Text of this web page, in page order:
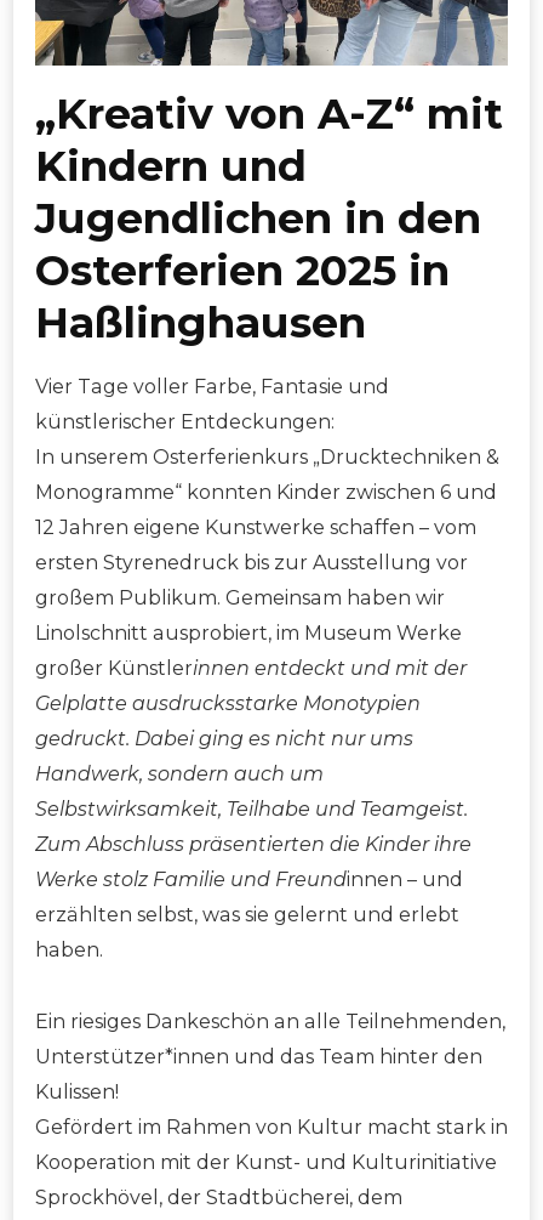
„Kreativ von A-Z“ mit
Kindern und
Jugendlichen in den
Osterferien 2025 in
Haßlinghausen
Vier Tage voller Farbe, Fantasie und
künstlerischer Entdeckungen:
In unserem Osterferienkurs „Drucktechniken &
Monogramme“ konnten Kinder zwischen 6 und
12 Jahren eigene Kunstwerke schaffen – vom
ersten Styrenedruck bis zur Ausstellung vor
großem Publikum. Gemeinsam haben wir
Linolschnitt ausprobiert, im Museum Werke
großer Künstlerinnen entdeckt und mit der
Gelplatte ausdrucksstarke Monotypien
gedruckt. Dabei ging es nicht nur ums
Handwerk, sondern auch um
Selbstwirksamkeit, Teilhabe und Teamgeist.
Zum Abschluss präsentierten die Kinder ihre
Werke stolz Familie und Freundinnen – und
erzählten selbst, was sie gelernt und erlebt
haben.
Ein riesiges Dankeschön an alle Teilnehmenden,
Unterstützer*innen und das Team hinter den
Kulissen!
Gefördert im Rahmen von Kultur macht stark in
Kooperation mit der Kunst- und Kulturinitiative
Sprockhövel, der Stadtbücherei, dem